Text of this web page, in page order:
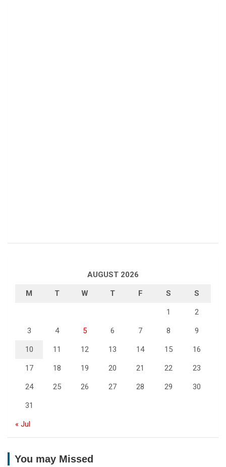
AUGUST 2026
M T W T F S S
1 2
3 4 5 6 7 8 9
10 11 12 13 14 15 16
17 18 19 20 21 22 23
24 25 26 27 28 29 30
31
« Jul
You may Missed